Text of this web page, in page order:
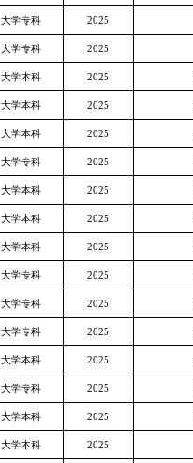
大学专科 2025
大学专科 2025
大学本科 2025
大学本科 2025
大学本科 2025
大学专科 2025
大学本科 2025
大学本科 2025
大学本科 2025
大学专科 2025
大学专科 2025
大学专科 2025
大学本科 2025
大学专科 2025
大学本科 2025
大学本科 2025